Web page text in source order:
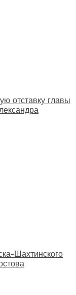
отставку главы
Шахтинского